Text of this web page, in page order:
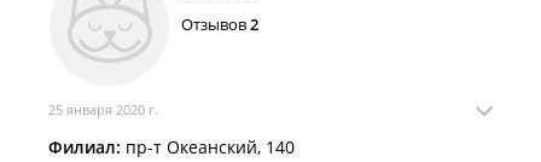
Отзывов2
25 января 2020 г.
Филиал: пр-т Океанский, 140